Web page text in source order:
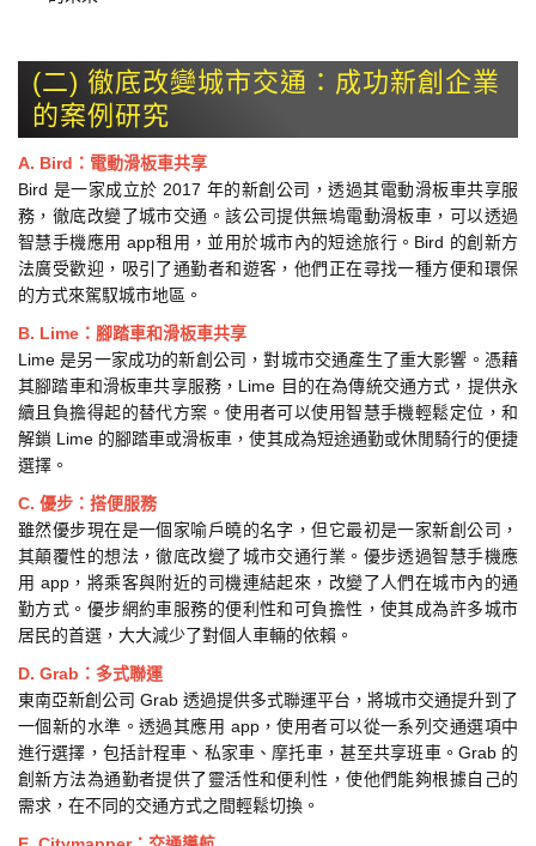
(二) 徹底改變城市交通：成功新創企業
的案例研究
A. Bird：電動滑板車共享
Bird 是一家成立於 2017 年的新創公司，透過其電動滑板車共享服
務，徹底改變了城市交通。該公司提供無塢電動滑板車，可以透過
智慧手機應用 app租用，並用於城市內的短途旅行。Bird 的創新方
法廣受歡迎，吸引了通勤者和遊客，他們正在尋找一種方便和環保
的方式來駕馭城市地區。
B. Lime：腳踏車和滑板車共享
Lime 是另一家成功的新創公司，對城市交通產生了重大影響。憑藉
其腳踏車和滑板車共享服務，Lime 目的在為傳統交通方式，提供永
續且負擔得起的替代方案。使用者可以使用智慧手機輕鬆定位，和
解鎖 Lime 的腳踏車或滑板車，使其成為短途通勤或休閒騎行的便捷
選擇。
C. 優步：搭便服務
雖然優步現在是一個家喻戶曉的名字，但它最初是一家新創公司，
其顛覆性的想法，徹底改變了城市交通行業。優步透過智慧手機應
用 app，將乘客與附近的司機連結起來，改變了人們在城市內的通
勤方式。優步網約車服務的便利性和可負擔性，使其成為許多城市
居民的首選，大大減少了對個人車輛的依賴。
D. Grab：多式聯運
東南亞新創公司 Grab 透過提供多式聯運平台，將城市交通提升到了
一個新的水準。透過其應用 app，使用者可以從一系列交通選項中
進行選擇，包括計程車、私家車、摩托車，甚至共享班車。Grab 的
創新方法為通勤者提供了靈活性和便利性，使他們能夠根據自己的
需求，在不同的交通方式之間輕鬆切換。